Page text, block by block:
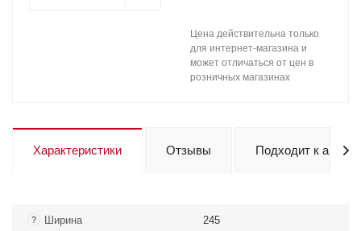
Цена действительна только
для интернет-магазина и
может отличаться от цен в
розничных магазинах
Характеристики Отзывы Подходит к авто
? Ширина 245